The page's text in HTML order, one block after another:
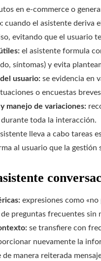
en e‑commerce o
cuando el asistente deriva
evitando que el usuario
el asistente formula
síntomas) y evita
usuario: se evidencia en
o encuestas
manejo de variaciones:
toda la interacción.
lleva a cabo tareas
al usuario que la gestión
expresiones como «no
preguntas frecuentes sin
se transfiere con
nuevamente la
de manera reiterada